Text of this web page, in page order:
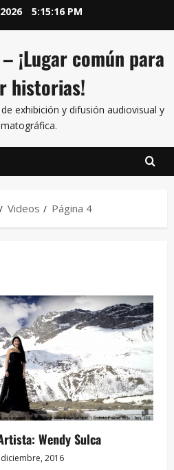
5:15:17 PM
¡Lugar común para
historias!
exhibición y difusión audiovisual y
Videos Página 4
Wendy Sulca
2016